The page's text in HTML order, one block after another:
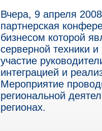
Вчера, 9 апреля
партнерская
бизнесом которой
серверной техники
участие
интеграцией и
Мероприятие
региональной
регионах.